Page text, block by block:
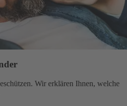
Wir erklären Ihnen, welche